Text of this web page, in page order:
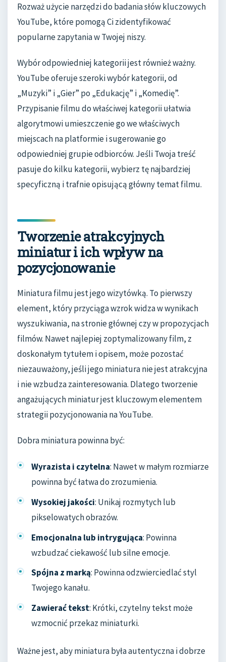
Rozważ użycie narzędzi do badania słów kluczowych
YouTube, które pomogą Ci zidentyfikować
popularne zapytania w Twojej niszy.
Wybór odpowiedniej kategorii jest również ważny.
YouTube oferuje szeroki wybór kategorii, od
„Muzyki” i „Gier” po „Edukację” i „Komedię”.
Przypisanie filmu do właściwej kategorii ułatwia
algorytmowi umieszczenie go we właściwych
miejscach na platformie i sugerowanie go
odpowiedniej grupie odbiorców. Jeśli Twoja treść
pasuje do kilku kategorii, wybierz tę najbardziej
specyficzną i trafnie opisującą główny temat filmu.
Tworzenie atrakcyjnych
miniatur i ich wpływ na
pozycjonowanie
Miniatura filmu jest jego wizytówką. To pierwszy
element, który przyciąga wzrok widza w wynikach
wyszukiwania, na stronie głównej czy w propozycjach
filmów. Nawet najlepiej zoptymalizowany film, z
doskonałym tytułem i opisem, może pozostać
niezauważony, jeśli jego miniatura nie jest atrakcyjna
i nie wzbudza zainteresowania. Dlatego tworzenie
angażujących miniatur jest kluczowym elementem
strategii pozycjonowania na YouTube.
Dobra miniatura powinna być:
Wyrazista i czytelna: Nawet w małym rozmiarze
powinna być łatwa do zrozumienia.
Wysokiej jakości: Unikaj rozmytych lub
pikselowatych obrazów.
Emocjonalna lub intrygująca: Powinna
wzbudzać ciekawość lub silne emocje.
Spójna z marką: Powinna odzwierciedlać styl
Twojego kanału.
Zawierać tekst: Krótki, czytelny tekst może
wzmocnić przekaz miniaturki.
Ważne jest, aby miniatura była autentyczna i dobrze